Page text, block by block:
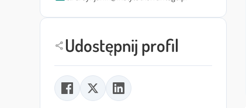
shareUdostępnij profil